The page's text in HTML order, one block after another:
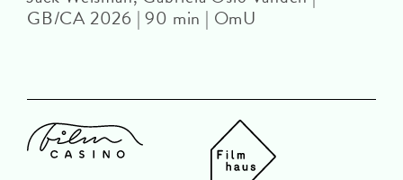
GB/CA 2026 | 90 min | OmU